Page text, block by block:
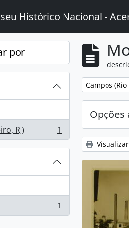
Histórico Nacional -
por
RJ)
1
1
Remover
Campos (Rio
Opções